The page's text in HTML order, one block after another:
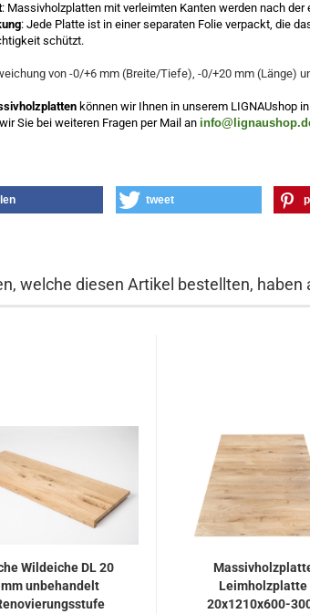
: Massivholzplatten mit verleimten Kanten werden nach
: Jede Platte ist in einer separaten Folie verpackt, die
schützt.
von -0/+6 mm (Breite/Tiefe), -0/+20 mm (Länge)
können wir Ihnen in unserem LIGNAUshop
Sie bei weiteren Fragen per Mail an
tweet
welche diesen Artikel bestellten,
Wildeiche DL 20
mm unbehandelt
Leimholzplatte
20x1210x600-